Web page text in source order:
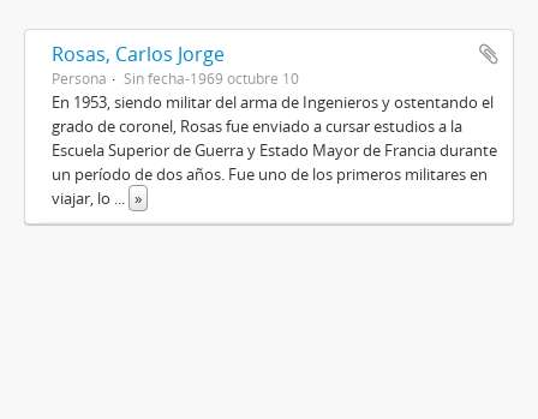
Rosas, Carlos Jorge
Persona Sin fecha-1969 octubre 10
En 1953, siendo militar del arma de Ingenieros y ostentando el
grado de coronel, Rosas fue enviado a cursar estudios a la
Escuela Superior de Guerra y Estado Mayor de Francia durante
un período de dos años. Fue uno de los primeros militares en
viajar, lo ... »